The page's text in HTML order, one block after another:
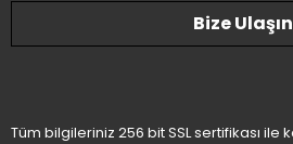
Bize Ulaşın
Tüm bilgileriniz 256 bit SSL sertifikası ile